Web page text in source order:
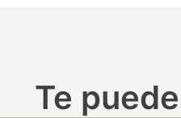
Te